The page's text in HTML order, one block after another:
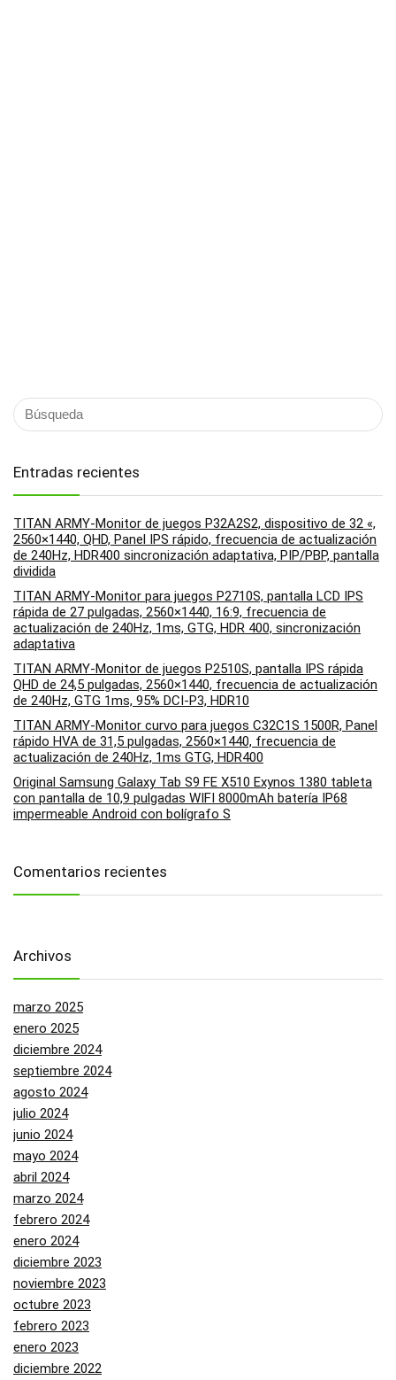
Entradas recientes
TITAN ARMY-Monitor de juegos P32A2S2, dispositivo de 32 «,
2560×1440, QHD, Panel IPS rápido, frecuencia de actualización
de 240Hz, HDR400 sincronización adaptativa, PIP/PBP, pantalla
dividida
TITAN ARMY-Monitor para juegos P2710S, pantalla LCD IPS
rápida de 27 pulgadas, 2560×1440, 16:9, frecuencia de
actualización de 240Hz, 1ms, GTG, HDR 400, sincronización
adaptativa
TITAN ARMY-Monitor de juegos P2510S, pantalla IPS rápida
QHD de 24,5 pulgadas, 2560×1440, frecuencia de actualización
de 240Hz, GTG 1ms, 95% DCI-P3, HDR10
TITAN ARMY-Monitor curvo para juegos C32C1S 1500R, Panel
rápido HVA de 31,5 pulgadas, 2560×1440, frecuencia de
actualización de 240Hz, 1ms GTG, HDR400
Original Samsung Galaxy Tab S9 FE X510 Exynos 1380 tableta
con pantalla de 10,9 pulgadas WIFI 8000mAh batería IP68
impermeable Android con bolígrafo S
Comentarios recientes
Archivos
marzo 2025
enero 2025
diciembre 2024
septiembre 2024
agosto 2024
julio 2024
junio 2024
mayo 2024
abril 2024
marzo 2024
febrero 2024
enero 2024
diciembre 2023
noviembre 2023
octubre 2023
febrero 2023
enero 2023
diciembre 2022